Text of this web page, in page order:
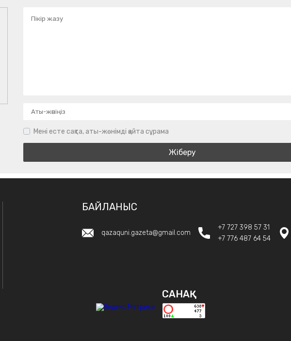
Мені есте сақта, аты-жөнімді қайта сұрама
БАЙЛАНЫС
qazaquni.gazeta@gmail.com
+7 727 398 57 31
+7 776 487 64 54
САНАҚ